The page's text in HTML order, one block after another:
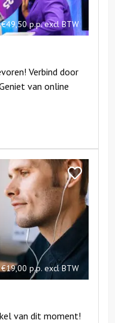
p.p. excl BTW
Verbind door
van online
Bekijk
Project
Arrow
p.p. excl BTW
van dit moment!